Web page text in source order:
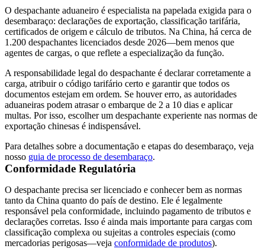
O despachante aduaneiro é especialista na papelada exigida para o
desembaraço: declarações de exportação, classificação tarifária,
certificados de origem e cálculo de tributos. Na China, há cerca de
1.200 despachantes licenciados desde 2026—bem menos que
agentes de cargas, o que reflete a especialização da função.
A responsabilidade legal do despachante é declarar corretamente a
carga, atribuir o código tarifário certo e garantir que todos os
documentos estejam em ordem. Se houver erro, as autoridades
aduaneiras podem atrasar o embarque de 2 a 10 dias e aplicar
multas. Por isso, escolher um despachante experiente nas normas de
exportação chinesas é indispensável.
Para detalhes sobre a documentação e etapas do desembaraço, veja
nosso guia de processo de desembaraço.
Conformidade Regulatória
O despachante precisa ser licenciado e conhecer bem as normas
tanto da China quanto do país de destino. Ele é legalmente
responsável pela conformidade, incluindo pagamento de tributos e
declarações corretas. Isso é ainda mais importante para cargas com
classificação complexa ou sujeitas a controles especiais (como
mercadorias perigosas—veja conformidade de produtos).